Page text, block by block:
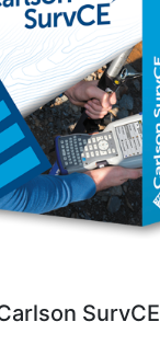
SurvCE